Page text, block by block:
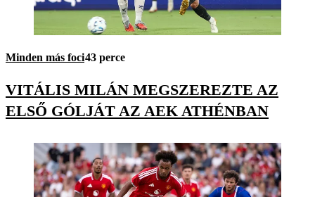
Minden más foci43 perce
VITÁLIS MILÁN MEGSZEREZTE AZ
ELSŐ GÓLJÁT AZ AEK ATHÉNBAN